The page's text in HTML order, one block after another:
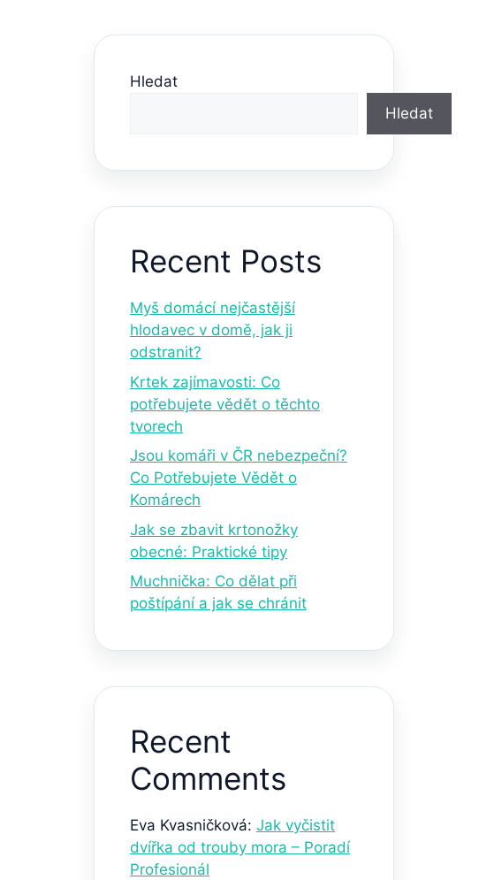
Hledat
Hledat
Recent Posts
Myš domácí nejčastější
hlodavec v domě, jak ji
odstranit?
Krtek zajímavosti: Co
potřebujete vědět o těchto
tvorech
Jsou komáři v ČR nebezpeční?
Co Potřebujete Vědět o
Komárech
Jak se zbavit krtonožky
obecné: Praktické tipy
Muchnička: Co dělat při
poštípání a jak se chránit
Recent
Comments
Eva Kvasničková: Jak vyčistit
dvířka od trouby mora – Poradí
Profesionál